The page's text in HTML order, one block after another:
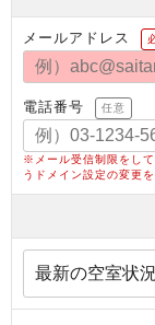
メールアドレス
電話番号 任意
※メール受信制限をし
うドメイン設定の変更